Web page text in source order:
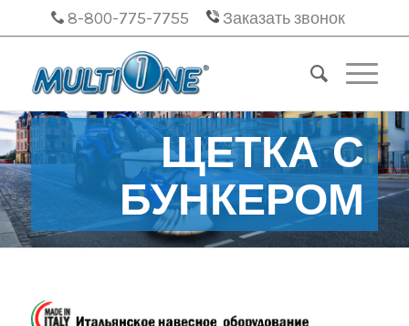
8-800-775-7755 Заказать звонок
ЩЕТКА С
БУНКЕРОМ